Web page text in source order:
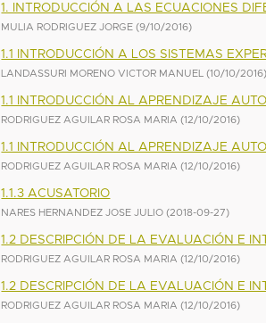
1. INTRODUCCIÓN A LAS ECUACIONES
MULIA RODRIGUEZ JORGE (9/10/2016)
1.1 INTRODUCCIÓN A LOS SISTEMAS
LANDASSURI MORENO VICTOR MANUEL (10/10/2016)
1.1 INTRODUCCIÓN AL APRENDIZAJE
RODRIGUEZ AGUILAR ROSA MARIA (12/10/2016)
1.1 INTRODUCCIÓN AL APRENDIZAJE
RODRIGUEZ AGUILAR ROSA MARIA (12/10/2016)
1.1.3 ACUSATORIO
NARES HERNANDEZ JOSE JULIO (2018-09-27)
1.2 DESCRIPCIÓN DE LA EVALUACIÓN E
RODRIGUEZ AGUILAR ROSA MARIA (12/10/2016)
1.2 DESCRIPCIÓN DE LA EVALUACIÓN E
RODRIGUEZ AGUILAR ROSA MARIA (12/10/2016)